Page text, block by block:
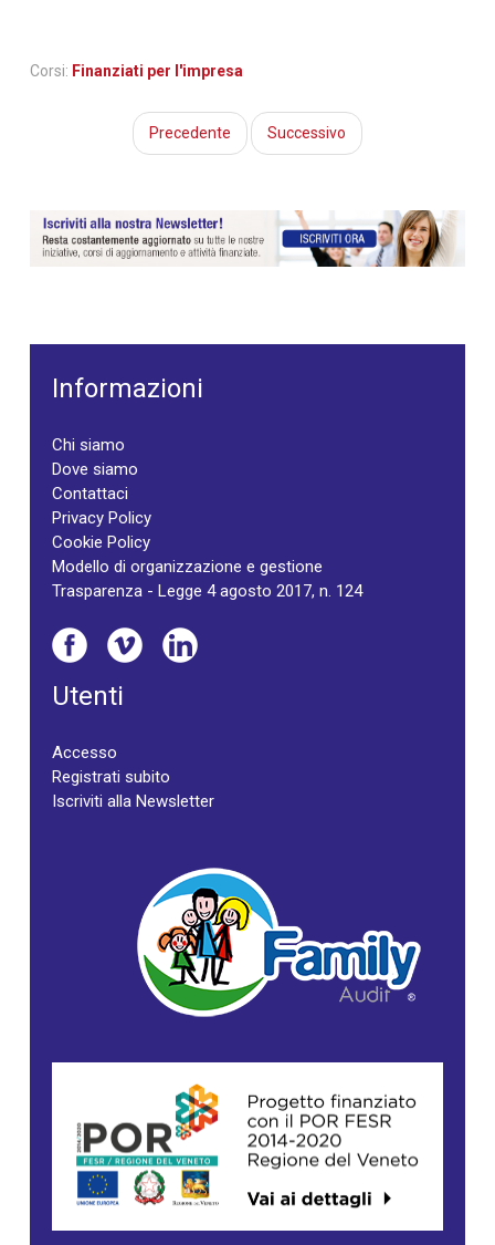
Corsi: Finanziati per l'impresa
Precedente Successivo
Informazioni
Chi siamo
Dove siamo
Contattaci
Privacy Policy
Cookie Policy
Modello di organizzazione e gestione
Trasparenza - Legge 4 agosto 2017, n. 124
Utenti
Accesso
Registrati subito
Iscriviti alla Newsletter